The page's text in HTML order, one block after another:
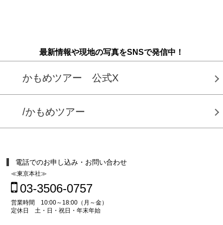
最新情報や現地の写真をSNSで発信中！
かもめツアー 公式X
/かもめツアー
電話でのお申し込み・お問い合わせ
≪東京本社≫
03-3506-0757
営業時間 10:00～18:00（月～金）
定休日 土・日・祝日・年末年始